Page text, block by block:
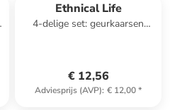
Ethnical Life
4-delige set: geurkaarsen
€ 12,56
Adviesprijs (AVP): € 12,00*